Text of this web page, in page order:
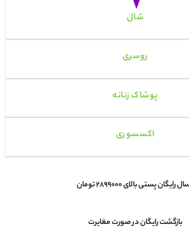
شال
روسری
پوشاک زنانه
اکسسوری
رایگان پستی بالای 2899000 تومان
بازگشت رایگان در صورت مغایرت